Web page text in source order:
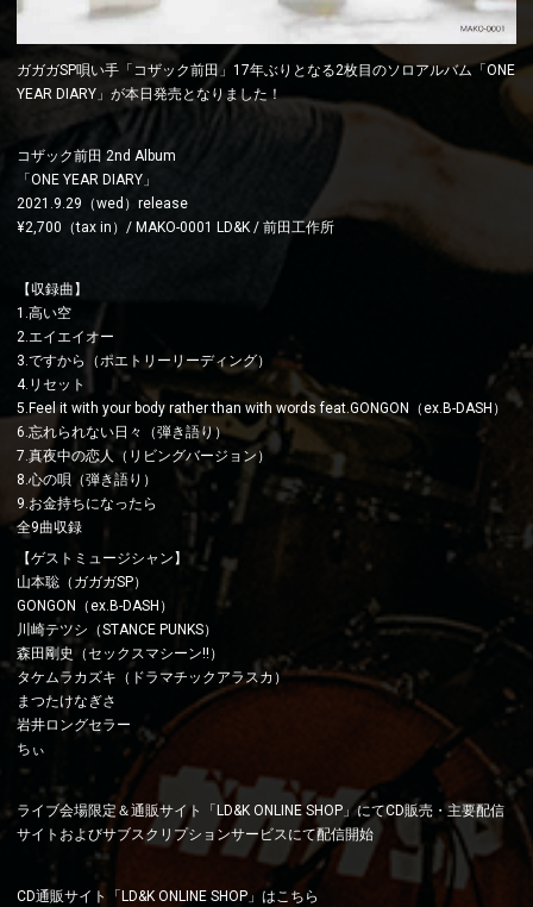
ガガガSP唄い手「コザック前田」17年ぶりとなる2枚目のソロアルバム「ONE
YEAR DIARY」が本日発売となりました！
コザック前田 2nd Album
「ONE YEAR DIARY」
2021.9.29（wed）release
¥2,700（tax in）/ MAKO-0001 LD&K / 前田工作所
【収録曲】
1.高い空
2.エイエイオー
3.ですから（ポエトリーリーディング）
4.リセット
5.Feel it with your body rather than with words feat.GONGON（ex.B-DASH）
6.忘れられない日々（弾き語り）
7.真夜中の恋人（リビングバージョン）
8.心の唄（弾き語り）
9.お金持ちになったら
全9曲収録
【ゲストミュージシャン】
山本聡（ガガガSP）
GONGON（ex.B-DASH）
川崎テツシ（STANCE PUNKS）
森田剛史（セックスマシーン!!）
タケムラカズキ（ドラマチックアラスカ）
まつたけなぎさ
岩井ロングセラー
ちぃ
ライブ会場限定＆通販サイト「LD&K ONLINE SHOP」にてCD販売・主要配信
サイトおよびサブスクリプションサービスにて配信開始
CD通販サイト「LD&K ONLINE SHOP」はこちら